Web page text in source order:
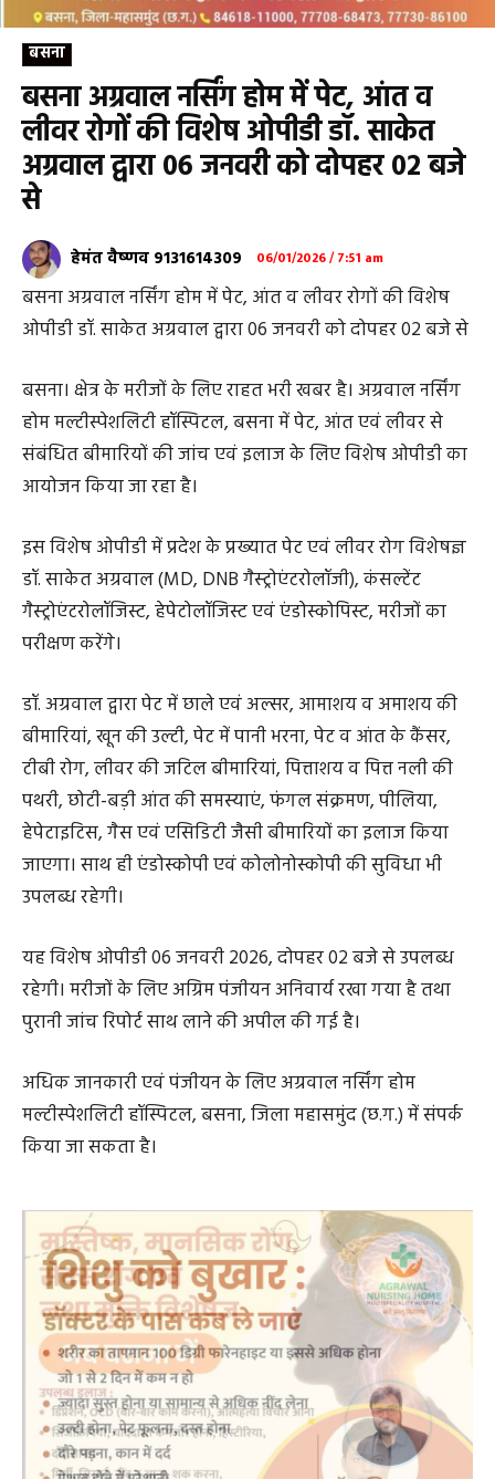
बसना
बसना अग्रवाल नर्सिंग होम में पेट, आंत व
लीवर रोगों की विशेष ओपीडी डॉ. साकेत
अग्रवाल द्वारा 06 जनवरी को दोपहर 02 बजे
से
हेमंत वैष्णव 9131614309 06/01/2026 / 7:51 am
बसना अग्रवाल नर्सिंग होम में पेट, आंत व लीवर रोगों की विशेष
ओपीडी डॉ. साकेत अग्रवाल द्वारा 06 जनवरी को दोपहर 02 बजे से
बसना। क्षेत्र के मरीजों के लिए राहत भरी खबर है। अग्रवाल नर्सिंग
होम मल्टीस्पेशलिटी हॉस्पिटल, बसना में पेट, आंत एवं लीवर से
संबंधित बीमारियों की जांच एवं इलाज के लिए विशेष ओपीडी का
आयोजन किया जा रहा है।
इस विशेष ओपीडी में प्रदेश के प्रख्यात पेट एवं लीवर रोग विशेषज्ञ
डॉ. साकेत अग्रवाल (MD, DNB गैस्ट्रोएंटरोलॉजी), कंसल्टेंट
गैस्ट्रोएंटरोलॉजिस्ट, हेपेटोलॉजिस्ट एवं एंडोस्कोपिस्ट, मरीजों का
परीक्षण करेंगे।
डॉ. अग्रवाल द्वारा पेट में छाले एवं अल्सर, आमाशय व अमाशय की
बीमारियां, खून की उल्टी, पेट में पानी भरना, पेट व आंत के कैंसर,
टीबी रोग, लीवर की जटिल बीमारियां, पित्ताशय व पित्त नली की
पथरी, छोटी-बड़ी आंत की समस्याएं, फंगल संक्रमण, पीलिया,
हेपेटाइटिस, गैस एवं एसिडिटी जैसी बीमारियों का इलाज किया
जाएगा। साथ ही एंडोस्कोपी एवं कोलोनोस्कोपी की सुविधा भी
उपलब्ध रहेगी।
यह विशेष ओपीडी 06 जनवरी 2026, दोपहर 02 बजे से उपलब्ध
रहेगी। मरीजों के लिए अग्रिम पंजीयन अनिवार्य रखा गया है तथा
पुरानी जांच रिपोर्ट साथ लाने की अपील की गई है।
अधिक जानकारी एवं पंजीयन के लिए अग्रवाल नर्सिंग होम
मल्टीस्पेशलिटी हॉस्पिटल, बसना, जिला महासमुंद (छ.ग.) में संपर्क
किया जा सकता है।